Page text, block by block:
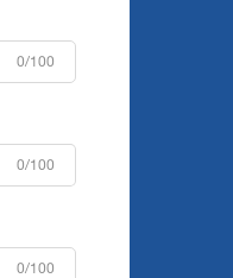
0/100
0/100
0/100